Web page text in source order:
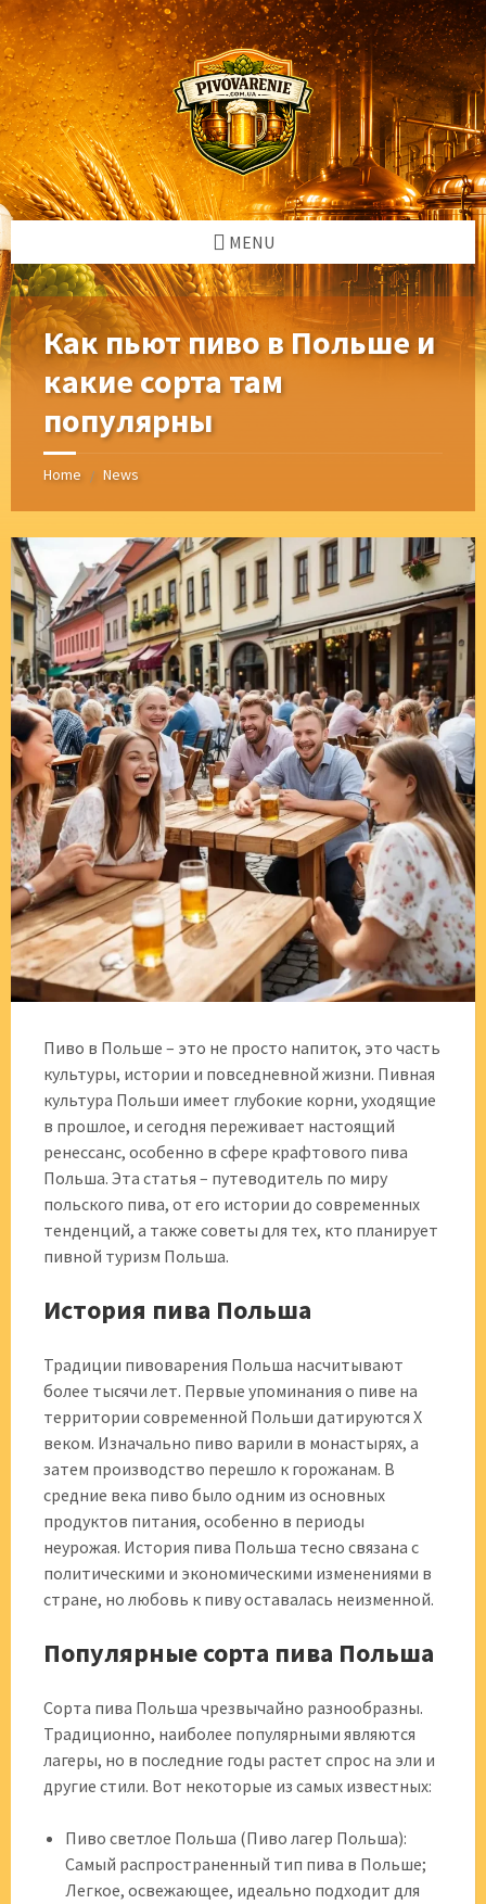
Skip
to
content
Skip
to
left
sidebar
Skip
to
right
sidebar
Skip
to
footer
MENU
Как пьют пиво в Польше и
какие сорта там
популярны
Home / News
Пиво в Польше – это не просто напиток, это часть
культуры, истории и повседневной жизни. Пивная
культура Польши имеет глубокие корни, уходящие
в прошлое, и сегодня переживает настоящий
ренессанс, особенно в сфере крафтового пива
Польша. Эта статья – путеводитель по миру
польского пива, от его истории до современных
тенденций, а также советы для тех, кто планирует
пивной туризм Польша.
История пива Польша
Традиции пивоварения Польша насчитывают
более тысячи лет. Первые упоминания о пиве на
территории современной Польши датируются X
веком. Изначально пиво варили в монастырях, а
затем производство перешло к горожанам. В
средние века пиво было одним из основных
продуктов питания, особенно в периоды
неурожая. История пива Польша тесно связана с
политическими и экономическими изменениями в
стране, но любовь к пиву оставалась неизменной.
Популярные сорта пива Польша
Сорта пива Польша чрезвычайно разнообразны.
Традиционно, наиболее популярными являются
лагеры, но в последние годы растет спрос на эли и
другие стили. Вот некоторые из самых известных:
Пиво светлое Польша (Пиво лагер Польша):
Самый распространенный тип пива в Польше;
Легкое, освежающее, идеально подходит для